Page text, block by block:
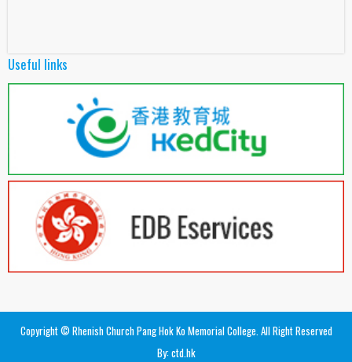
Useful links
Copyright © Rhenish Church Pang Hok Ko Memorial College. All Right Reserved
By: ctd.hk